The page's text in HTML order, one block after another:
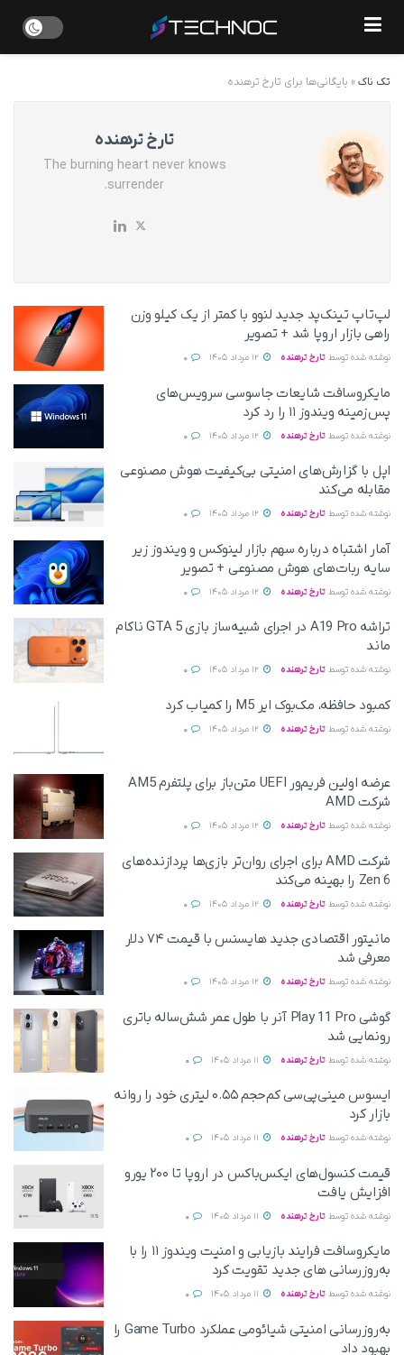
تک ناک» بایگانی‌ها برای تارخ ترهنده
تارخ ترهنده
The burning heart never knows
surrender.
لپ‌تاپ تینک‌پد جدید لنوو با کمتر از یک کیلو وزن
راهی بازار اروپا شد + تصویر
نوشته شده توسط تارخ ترهنده
مایکروسافت شایعات جاسوسی سرویس‌های
پس‌زمینه ویندوز ۱۱ را رد کرد
نوشته شده توسط تارخ ترهنده
اپل با گزارش‌های امنیتی بی‌کیفیت هوش مصنوعی
مقابله می‌کند
نوشته شده توسط تارخ ترهنده
آمار اشتباه درباره سهم بازار لینوکس و ویندوز زیر
سایه ربات‌های هوش مصنوعی + تصویر
نوشته شده توسط تارخ ترهنده
تراشه A19 Pro در اجرای شبیه‌ساز بازی GTA 5 ناکام
ماند
نوشته شده توسط تارخ ترهنده
کمبود حافظه، مک‌بوک ایر M5 را کمیاب کرد
نوشته شده توسط تارخ ترهنده
عرضه اولین فریم‌ور UEFI متن‌باز برای پلتفرم AM5
شرکت AMD
نوشته شده توسط تارخ ترهنده
شرکت AMD برای اجرای روان‌تر بازی‌ها پردازنده‌های
Zen 6 را بهینه می‌کند
نوشته شده توسط تارخ ترهنده
مانیتور اقتصادی جدید هایسنس با قیمت ۷۴ دلار
معرفی شد
نوشته شده توسط تارخ ترهنده
گوشی Play 11 Pro آنر با طول عمر شش‌ساله باتری
رونمایی شد
نوشته شده توسط تارخ ترهنده
ایسوس مینی‌پی‌سی کم‌حجم ۰.۵۵ لیتری خود را روانه
بازار کرد
نوشته شده توسط تارخ ترهنده
قیمت کنسول‌های ایکس‌باکس در اروپا تا ۲۰۰ یورو
افزایش یافت
نوشته شده توسط تارخ ترهنده
مایکروسافت فرایند بازیابی و امنیت ویندوز ۱۱ را با
به‌روزرسانی های جدید تقویت کرد
نوشته شده توسط تارخ ترهنده
به‌روزرسانی امنیتی شیائومی عملکرد Game Turbo را
بهبود داد